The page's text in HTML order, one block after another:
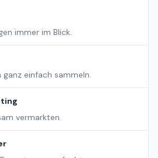
immer im Blick.
ganz einfach sammeln.
vermarkten.